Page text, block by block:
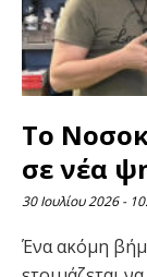
Το
σε νέα
30 Ιουλίου 2026
Ένα ακόμη